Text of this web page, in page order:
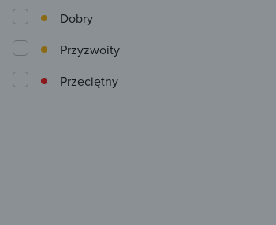
Przeciętny
Przyzwoity
Dobry